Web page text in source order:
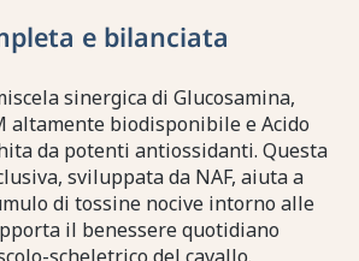
e bilanciata
sinergica di Glucosamina,
altamente biodisponibile e Acido
da potenti antiossidanti. Questa
sviluppata da NAF, aiuta a
di tossine nocive intorno alle
il benessere quotidiano